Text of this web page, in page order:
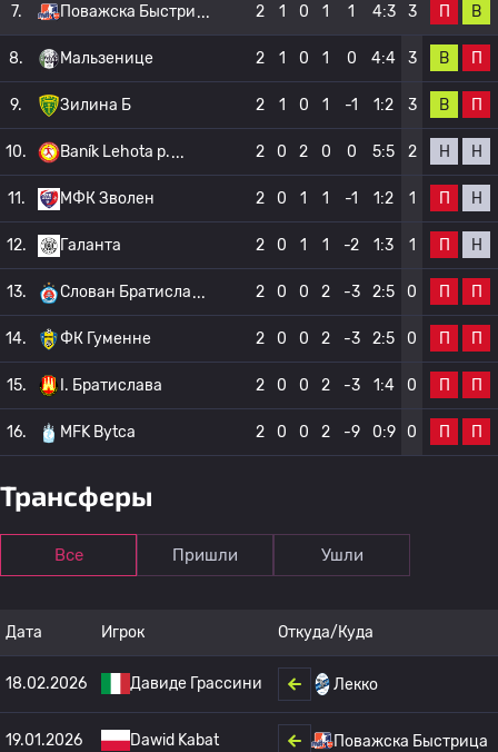
7. Поважска Быстри 2 1 0 1 1 4:3 3 П В
8. Мальзенице 2 1 0 1 0 4:4 3 В П
9. Зилина Б 2 1 0 1 -1 1:2 3 В П
10. Baník Lehota p. 2 0 2 0 0 5:5 2 Н Н
11. МФК Зволен 2 0 1 1 -1 1:2 1 П Н
12. Галанта 2 0 1 1 -2 1:3 1 П Н
13. Слован Братисла 2 0 0 2 -3 2:5 0 П П
14. ФК Гуменне 2 0 0 2 -3 2:5 0 П П
15. I. Братислава 2 0 0 2 -3 1:4 0 П П
16. MFK Bytca 2 0 0 2 -9 0:9 0 П П
Трансферы
Все Пришли Ушли
Дата Игрок Откуда/Куда
18.02.2026 Давиде Грассини Лекко
19.01.2026 Dawid Kabat Поважска Быстрица